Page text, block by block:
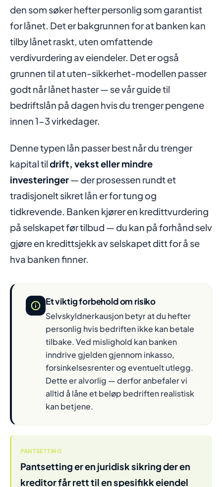
den som søker hefter personlig som garantist
for lånet. Det er bakgrunnen for at banken kan
tilby lånet raskt, uten omfattende
verdivurdering av eiendeler. Det er også
grunnen til at uten-sikkerhet-modellen passer
godt når lånet haster — se vår guide til
bedriftslån på dagen hvis du trenger pengene
innen 1-3 virkedager.
Denne typen lån passer best når du trenger
kapital tildrift, vekst eller mindre
investeringer— der prosessen rundt et
tradisjonelt sikret lån er for tung og
tidkrevende. Banken kjører en kredittvurdering
på selskapet før tilbud — du kan på forhånd selv
gjøre en kredittsjekk av selskapet dittfor å se
hva banken finner.
Et viktig forbehold om risiko
Selvskyldnerkausjon betyr at du hefter
personlig hvis bedriften ikke kan betale
tilbake. Ved mislighold kan banken
inndrive gjelden gjennom inkasso,
forsinkelsesrenter og eventuelt utlegg.
Dette er alvorlig — derfor anbefaler vi
alltid å låne et beløp bedriften realistisk
kan betjene.
PANTSETTING
Pantsetting er en juridisk sikring der en
kreditor får rett til en spesifikk eiendel